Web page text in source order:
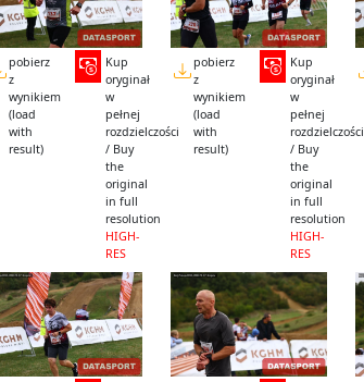
pobierz
z
wynikiem
(load
with
result)
Kup
oryginał
w
pełnej
rozdzielczości
/ Buy
the
original
in full
resolution
HIGH-
RES
pobierz
z
wynikiem
(load
with
result)
Kup
oryginał
w
pełnej
rozdzielczości
/ Buy
the
original
in full
resolution
HIGH-
RES